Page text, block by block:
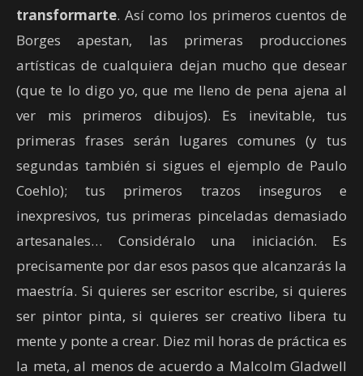
transformarte. Así como los primeros cuentos de
Borges apestan, las primeras producciones
artísticas de cualquiera dejan mucho que desear
(que te lo digo yo, que me lleno de pena ajena al
ver mis primeros dibujos). Es inevitable, tus
primeras frases serán lugares comunes (y tus
segundas también si sigues el ejemplo de Paulo
Coehlo); tus primeros trazos inseguros e
inexpresivos, tus primeras pinceladas demasiado
artesanales… Considéralo una iniciación. Es
precisamente por dar esos pasos que alcanzarás la
maestría. Si quieres ser escritor escribe, si quieres
ser pintor pinta, si quieres ser creativo libera tu
mente y ponte a crear. Diez mil horas de práctica es
la meta, al menos de acuerdo a Malcolm Gladwell